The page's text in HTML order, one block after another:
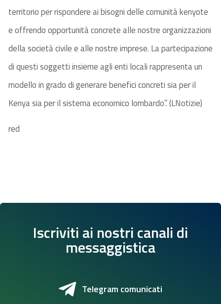
territorio per rispondere ai bisogni delle comunità kenyote
e offrendo opportunità concrete alle nostre organizzazioni
della società civile e alle nostre imprese. La partecipazione
di questi soggetti insieme agli enti locali rappresenta un
modello in grado di generare benefici concreti sia per il
Kenya sia per il sistema economico lombardo”. (LNotizie)
red
Iscriviti ai nostri canali di
messaggistica
Telegram comunicati